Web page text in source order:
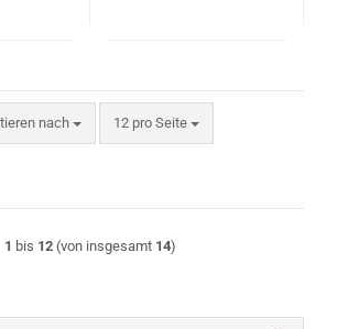
nach
nach 12 pro Seite
pro Seite
1 bis 12 (von insgesamt 14)